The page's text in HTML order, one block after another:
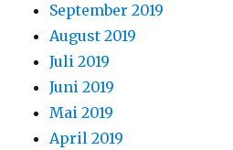
September 2019
August 2019
Juli 2019
Juni 2019
Mai 2019
April 2019